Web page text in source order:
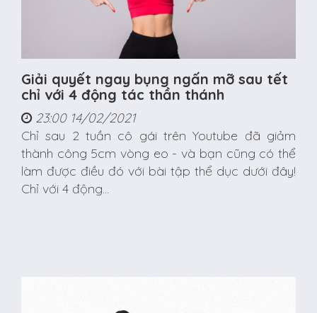
Giải quyết ngay bụng ngấn mỡ sau tết
chỉ với 4 động tác thần thánh
23:00 14/02/2021
Chỉ sau 2 tuần cô gái trên Youtube đã giảm
thành công 5cm vòng eo - và bạn cũng có thể
làm được điều đó với bài tập thể dục dưới đây!
Chỉ với 4 động...